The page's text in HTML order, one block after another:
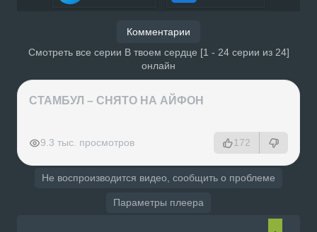
Комментарии
Смотреть все серии В твоем сердце [1 - 24 серии из 24]
онлайн
СТАМБУЛ – СНЯТО НА АЙФОН
9.3 тыс. просмотров 172
Не воспроизводится видео, сообщить о проблеме
Параметры плеера